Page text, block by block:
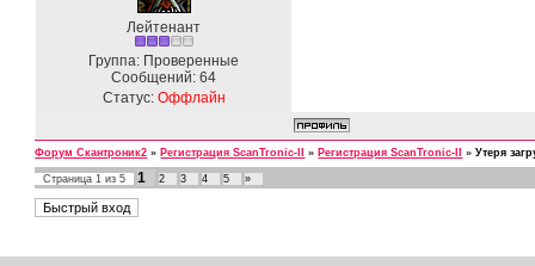
Лейтенант
Группа: Проверенные
Сообщений:64
Статус: Оффлайн
Форум Скантроник2 » Регистрация ScanTronic-II » Регистрация ScanTronic-II » Утеря
Страница1 из5 1 2 3 4 5 »